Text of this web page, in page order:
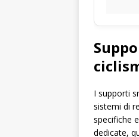
I supporti
sistemi di
specifiche
dedicate,